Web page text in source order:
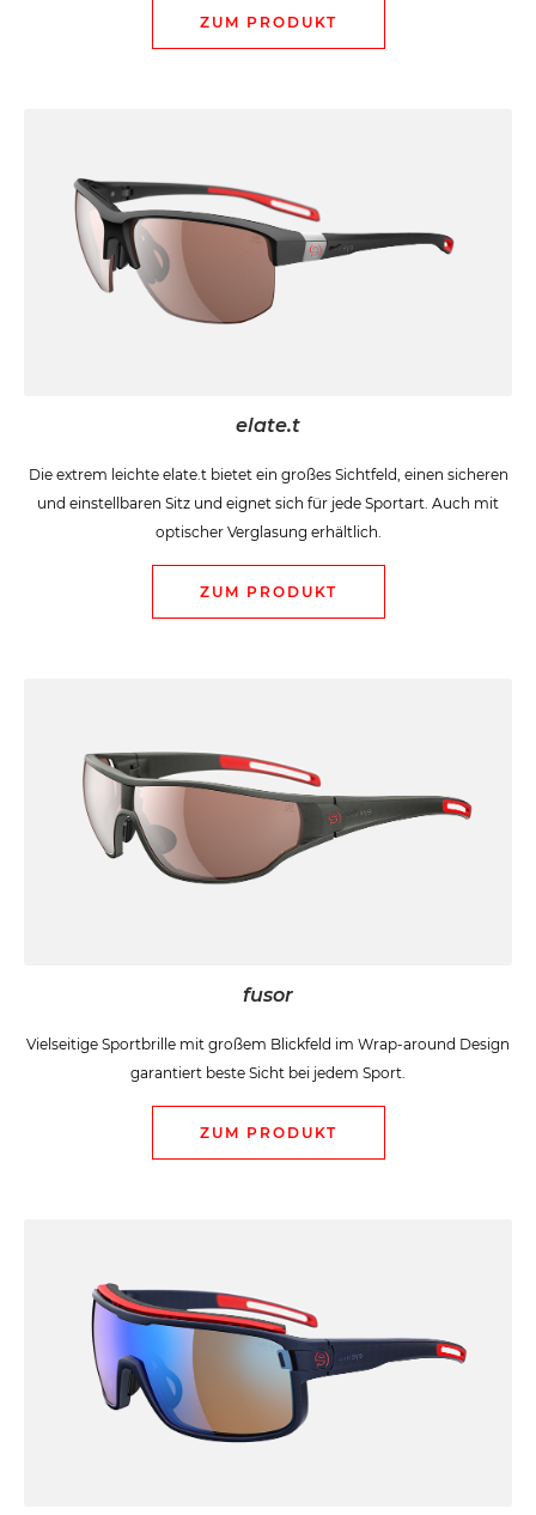
ZUM PRODUKT
elate.t
Die extrem leichte elate.t bietet ein großes Sichtfeld, einen sicheren
und einstellbaren Sitz und eignet sich für jede Sportart. Auch mit
optischer Verglasung erhältlich.
ZUM PRODUKT
fusor
Vielseitige Sportbrille mit großem Blickfeld im Wrap-around Design
garantiert beste Sicht bei jedem Sport.
ZUM PRODUKT